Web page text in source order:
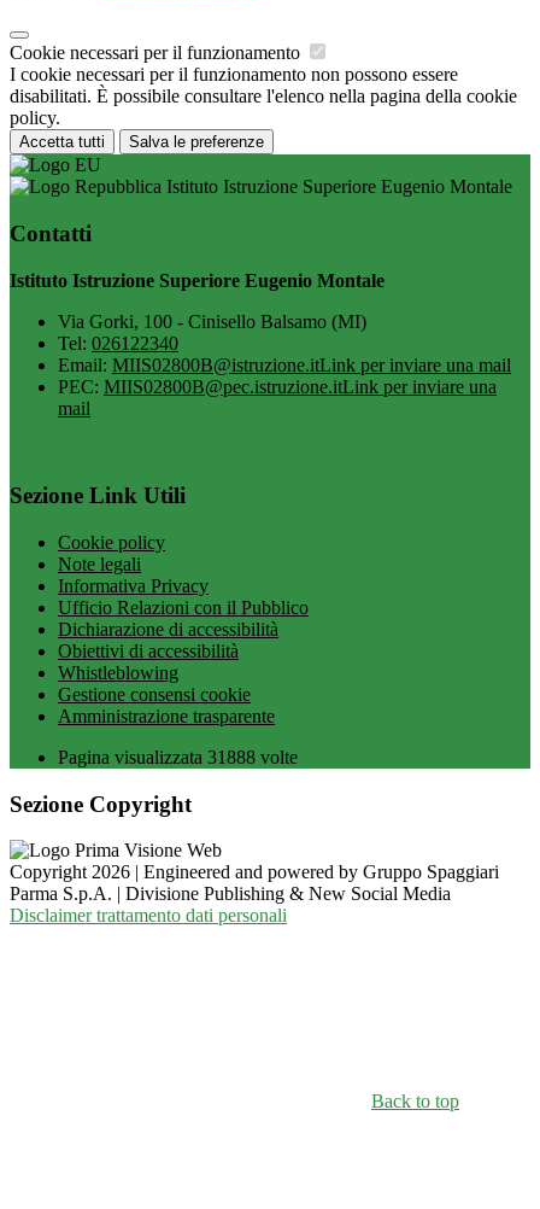
Cookie necessari per il funzionamento
I cookie necessari per il funzionamento non possono essere
disabilitati. È possibile consultare l'elenco nella pagina della cookie
policy.
Accetta tutti Salva le preferenze
Istituto Istruzione Superiore Eugenio Montale
Contatti
Istituto Istruzione Superiore Eugenio Montale
Via Gorki, 100 - Cinisello Balsamo (MI)
Tel: 026122340
Email: MIIS02800B@istruzione.itLink per inviare una mail
PEC: MIIS02800B@pec.istruzione.itLink per inviare una
mail
Sezione Link Utili
Cookie policy
Note legali
Informativa Privacy
Ufficio Relazioni con il Pubblico
Dichiarazione di accessibilità
Obiettivi di accessibilità
Whistleblowing
Gestione consensi cookie
Amministrazione trasparente
Pagina visualizzata 31888 volte
Sezione Copyright
Copyright 2026 | Engineered and powered by Gruppo Spaggiari
Parma S.p.A. | Divisione Publishing & New Social Media
Disclaimer trattamento dati personali
Back to top